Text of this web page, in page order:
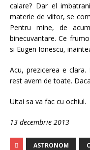
calare? Dar el
materie de viitor, se
Pentru mine, de
binecuvantare. Ce
si Eugen Ionescu,
Acu, prezicerea e clara.
rest avem de toate.
Uitai sa va fac cu ochiul.
13 decembrie 2013
ASTRONOM